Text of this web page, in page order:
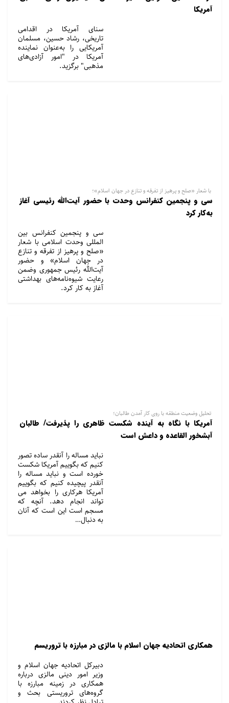
آمریکا
سنای آمریکا در اقدامی
تاریخی، رشاد حسین، مسلمان
آمریکایی را به‌عنوان نماینده
آمریکا در "امور آزادی‌های
مذهبی" برگزید.
با شعار «صلح و پرهیز از تفرقه و تنازع در جهان اسلام»؛
سی و پنجمین کنفرانس وحدت با حضور آیت‌الله رئیسی آغاز
به‌کار کرد
سی و پنجمین کنفرانس بین
المللی وحدت اسلامی با شعار
«صلح و پرهیز از تفرقه و تنازع
در جهان اسلام» و حضور
آیت‌الله رئیس جمهوری وضمن
رعایت شیوه‌نامه‌های بهداشتی
آغاز به کار کرد.
تحلیل وضعیت منطقه با روی کار آمدن طالبان؛
آمریکا با نگاه به آینده شکست ظاهری را پذیرفت/ طالبان
آبشخور القاعده و داعش است
نباید مساله را آنقدر ساده تصور
کنیم که بگوییم آمریکا شکست
خورده است و نباید مساله را
آنقدر پیچیده کنیم که بگوییم
آمریکا هرکاری را بخواهد می
تواند انجام دهد. آنچه که
مسجم است این است که آنان
به دنبال…
همکاری اتحادیه جهان اسلام با مالزی در مبارزه با تروریسم
دبیرکل اتحادیه جهان اسلام و
وزیر امور دینی مالزی درباره
همکاری در زمینه مبارزه با
گروه‌های تروریستی بحث و